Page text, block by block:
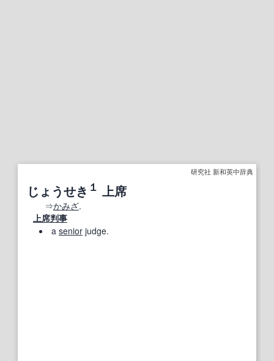
研究社 新和英中辞典
じょうせき １ 上席
⇒かみざ.
上席判事
a senior judge.